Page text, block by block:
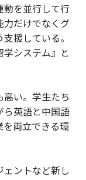
動を並行して行
力だけでなくグ
援している。
システム』と
い。学生たち
ら英語と中国語
両立できる環
ントなど新し